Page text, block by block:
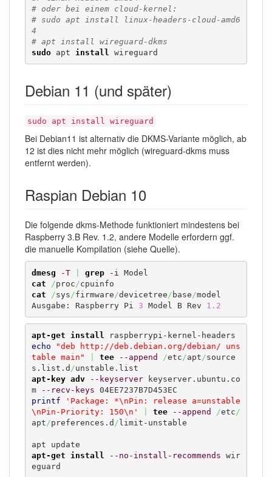
# oder bei einem cloud-kernel:
# sudo apt install linux-headers-cloud-amd6
4
# apt install wireguard-dkms
sudo apt install wireguard
Debian 11 (und später)
sudo apt install wireguard
Bei Debian11 ist alternativ die DKMS-Variante möglich, ab
12 ist dies nicht mehr möglich (wireguard-dkms muss
entfernt werden).
Raspian Debian 10
Die folgende dkms-Methode funktioniert mindestens bei
Raspberry 3.B Rev. 1.2, andere Modelle erfordern ggf.
die manuelle Kompilation (siehe Quelle).
dmesg -T grep -i
cat
/proc /
cat
/sys /firmware /devicetree / base /model
Ausgabe: Raspberry Pi 3 Model B Rev 1.2
apt-get install
echo
"deb http://deb.debian.org/debian/ uns
table main"
tee --append /etc /apt /source
s.list.d /
apt-key adv
--keyserver keyserver.ubuntu.co
m
--recv-keys
printf
'Package: *\nPin: release a=unstable
\nPin-Priority: 150\n'
tee --append /etc /
apt /preferences.d /limit-unstable
apt-get install
--no-install-recommends wir
eguard